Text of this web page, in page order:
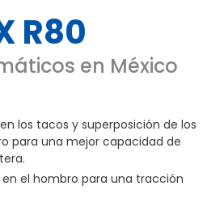
R80
en México
los tacos y superposición de los
para una mejor capacidad de
el hombro para una tracción